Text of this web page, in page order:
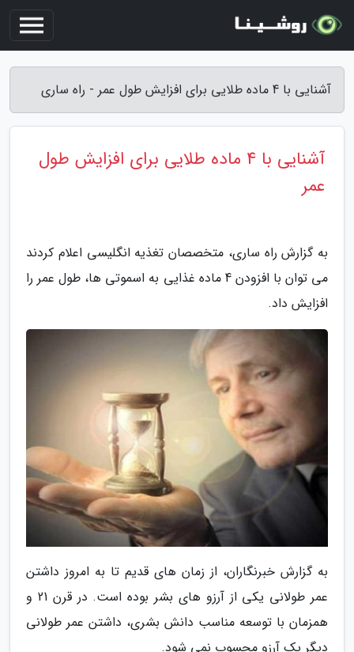
آشنایی با 4 ماده طلایی برای افزایش طول عمر - راه ساری
آشنایی با 4 ماده طلایی برای افزایش طول
عمر
به گزارش راه ساری، متخصصان تغذیه انگلیسی اعلام کردند
می توان با افزودن 4 ماده غذایی به اسموتی ها، طول عمر را
افزایش داد.
به گزارش خبرنگاران، از زمان های قدیم تا به امروز داشتن
عمر طولانی یکی از آرزو های بشر بوده است. در قرن 21 و
همزمان با توسعه مناسب دانش بشری، داشتن عمر طولانی
دیگر یک آرزو محسوب نمی شود.